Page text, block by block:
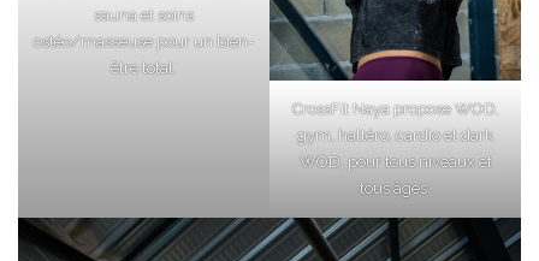
sauna et soins
ostéo/masseuse pour un bien-
être total.
CrossFit Naya propose WOD,
gym, haltéro, cardio et dark
WOD, pour tous niveaux et
tous âges.